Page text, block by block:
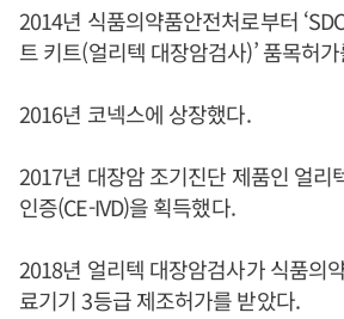
2014년 식품의약품안전처로부터
트 키트(얼리텍 대장암검사)’ 품목허
2016년 코넥스에 상장했다.
2017년 대장암 조기진단 제품인 얼리
인증(CE-IVD)을 획득했다.
2018년 얼리텍 대장암검사가 식품의
료기기 3등급 제조허가를 받았다.